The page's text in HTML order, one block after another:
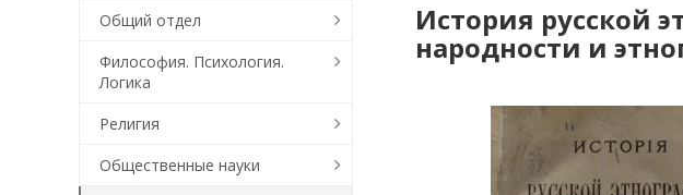
История русской
народности и
Общий отдел
Философия. Психология.
Логика
Религия
Общественные науки